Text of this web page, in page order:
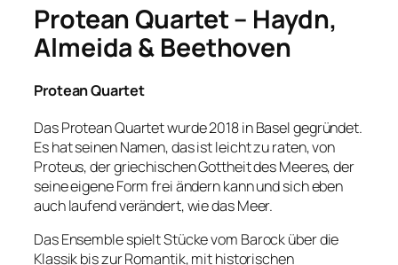
Protean Quartet – Haydn,
Almeida & Beethoven
Protean Quartet
Das Protean Quartet wurde 2018 in Basel gegründet.
Es hat seinen Namen, das ist leicht zu raten, von
Proteus, der griechischen Gottheit des Meeres, der
seine eigene Form frei ändern kann und sich eben
auch laufend verändert, wie das Meer.
Das Ensemble spielt Stücke vom Barock über die
Klassik bis zur Romantik, mit historischen